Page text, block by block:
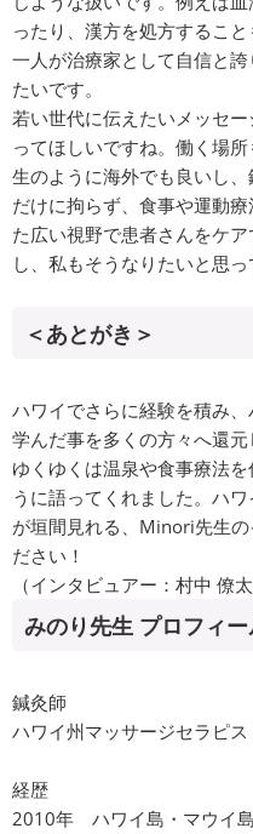
ったり、漢方を処方するこ
一人が治療家として自信と
たいです。
若い世代に伝えたいメッセ
ってほしいですね。働く場
生のように海外でも良いし
だけに拘らず、食事や運動
た広い視野で患者さんをケ
し、私もそうなりたいと思っ
＜あとがき＞
ハワイでさらに経験を積み、
学んだ事を多くの方々へ還元
ゆくゆくは温泉や食事療法
うに語ってくれました。ハ
が垣間見れる、Minori先生
ださい！
（インタビュアー：村中 僚太
みのり先生 プロフィ
鍼灸師
ハワイ州マッサージセラピス
経歴
2010年 ハワイ島・マウイ